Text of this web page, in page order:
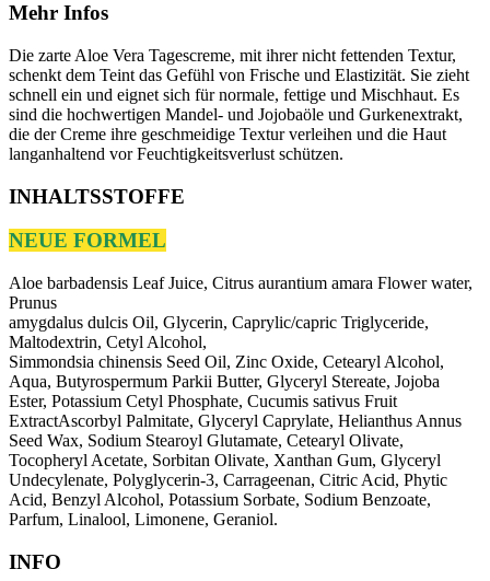
Mehr Infos
Die zarte Aloe Vera Tagescreme, mit ihrer nicht fettenden Textur,
schenkt dem Teint das Gefühl von Frische und Elastizität. Sie zieht
schnell ein und eignet sich für normale, fettige und Mischhaut. Es
sind die hochwertigen Mandel- und Jojobaöle und Gurkenextrakt,
die der Creme ihre geschmeidige Textur verleihen und die Haut
langanhaltend vor Feuchtigkeitsverlust schützen.
INHALTSSTOFFE
NEUE FORMEL
Aloe barbadensis Leaf Juice, Citrus aurantium amara Flower water,
Prunus
amygdalus dulcis Oil, Glycerin, Caprylic/capric Triglyceride,
Maltodextrin, Cetyl Alcohol,
Simmondsia chinensis Seed Oil, Zinc Oxide, Cetearyl Alcohol,
Aqua, Butyrospermum Parkii Butter, Glyceryl Stereate, Jojoba
Ester, Potassium Cetyl Phosphate, Cucumis sativus Fruit
ExtractAscorbyl Palmitate, Glyceryl Caprylate, Helianthus Annus
Seed Wax, Sodium Stearoyl Glutamate, Cetearyl Olivate,
Tocopheryl Acetate, Sorbitan Olivate, Xanthan Gum, Glyceryl
Undecylenate, Polyglycerin-3, Carrageenan, Citric Acid, Phytic
Acid, Benzyl Alcohol, Potassium Sorbate, Sodium Benzoate,
Parfum, Linalool, Limonene, Geraniol.
INFO